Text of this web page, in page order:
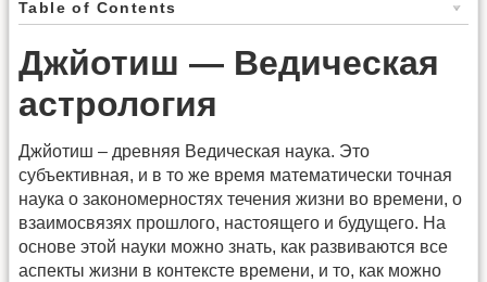
Table of Contents
Джйотиш — Ведическая
астрология
Джйотиш – древняя Ведическая наука. Это
субъективная, и в то же время математически точная
наука о закономерностях течения жизни во времени, о
взаимосвязях прошлого, настоящего и будущего. На
основе этой науки можно знать, как развиваются все
аспекты жизни в контексте времени, и то, как можно